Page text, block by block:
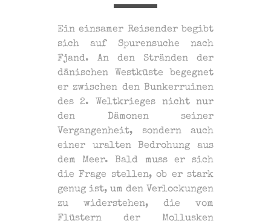
Ein einsamer Reisender begibt
sich auf Spurensuche nach
Fjand. An den Stränden der
dänischen Westküste begegnet
er zwischen den Bunkerruinen
des 2. Weltkrieges nicht nur
den Dämonen seiner
Vergangenheit, sondern auch
einer uralten Bedrohung aus
dem Meer. Bald muss er sich
die Frage stellen, ob er stark
genug ist, um den Verlockungen
zu widerstehen, die vom
Flüstern der Mollusken